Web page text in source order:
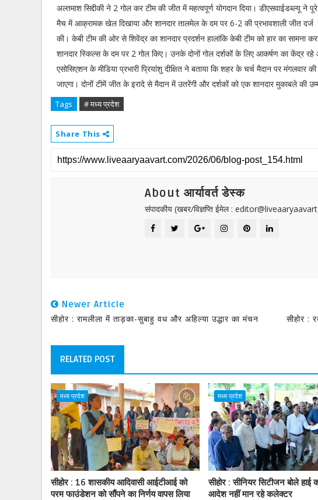
अल्तमाश सिद्दीकी ने 2 गोल कर टीम की जीत में महत्वपूर्ण योगदान दिया। डीएसवाईडब्ल्यू ने पूरे
मैच में आक्रामक खेल दिखाया और शानदार तालमेल के दम पर 6-2 की प्रभावशाली जीत दर्ज
की। केबी टीम की ओर से शिवेंद्र का शानदार प्रदर्शन हालांकि केबी टीम को हार का
शानदार स्किल्स के दम पर 2 गोल किए। उनके दोनों गोल दर्शकों के लिए आकर्षण का केंद्र रहे
एसोसिएशन के मीडिया प्रभारी प्रियांशु दीक्षित ने बताया कि शहर के चर्च मैदान पर
जाएगा। दोनों टीमें जीत के इरादे से मैदान में उतरेंगी और दर्शकों को एक शानदार मुकाबले की
Tags # मध्य प्रदेश
Share This
About आर्यावर्त डेस्क
संपादकीय (खबर/विज्ञप्ति ईमेल :
Newer Article
सीहोर : रामलीला में ताड़का-सुबाहु वध और अहिल्या उद्धार का मंचन
सीहोर :
RELATED POST
मध्य प्रदेश
सीहोर : 16 शासकीय आदिवासी आईटीआई को
परम फाउंडेशन को सौंपने का निर्णय वापस लिया
मध्य प्रदेश
सीहोर : सीनियर सिटीजन बोले हाई
आदेश नहीं मान रहे कलेक्टर